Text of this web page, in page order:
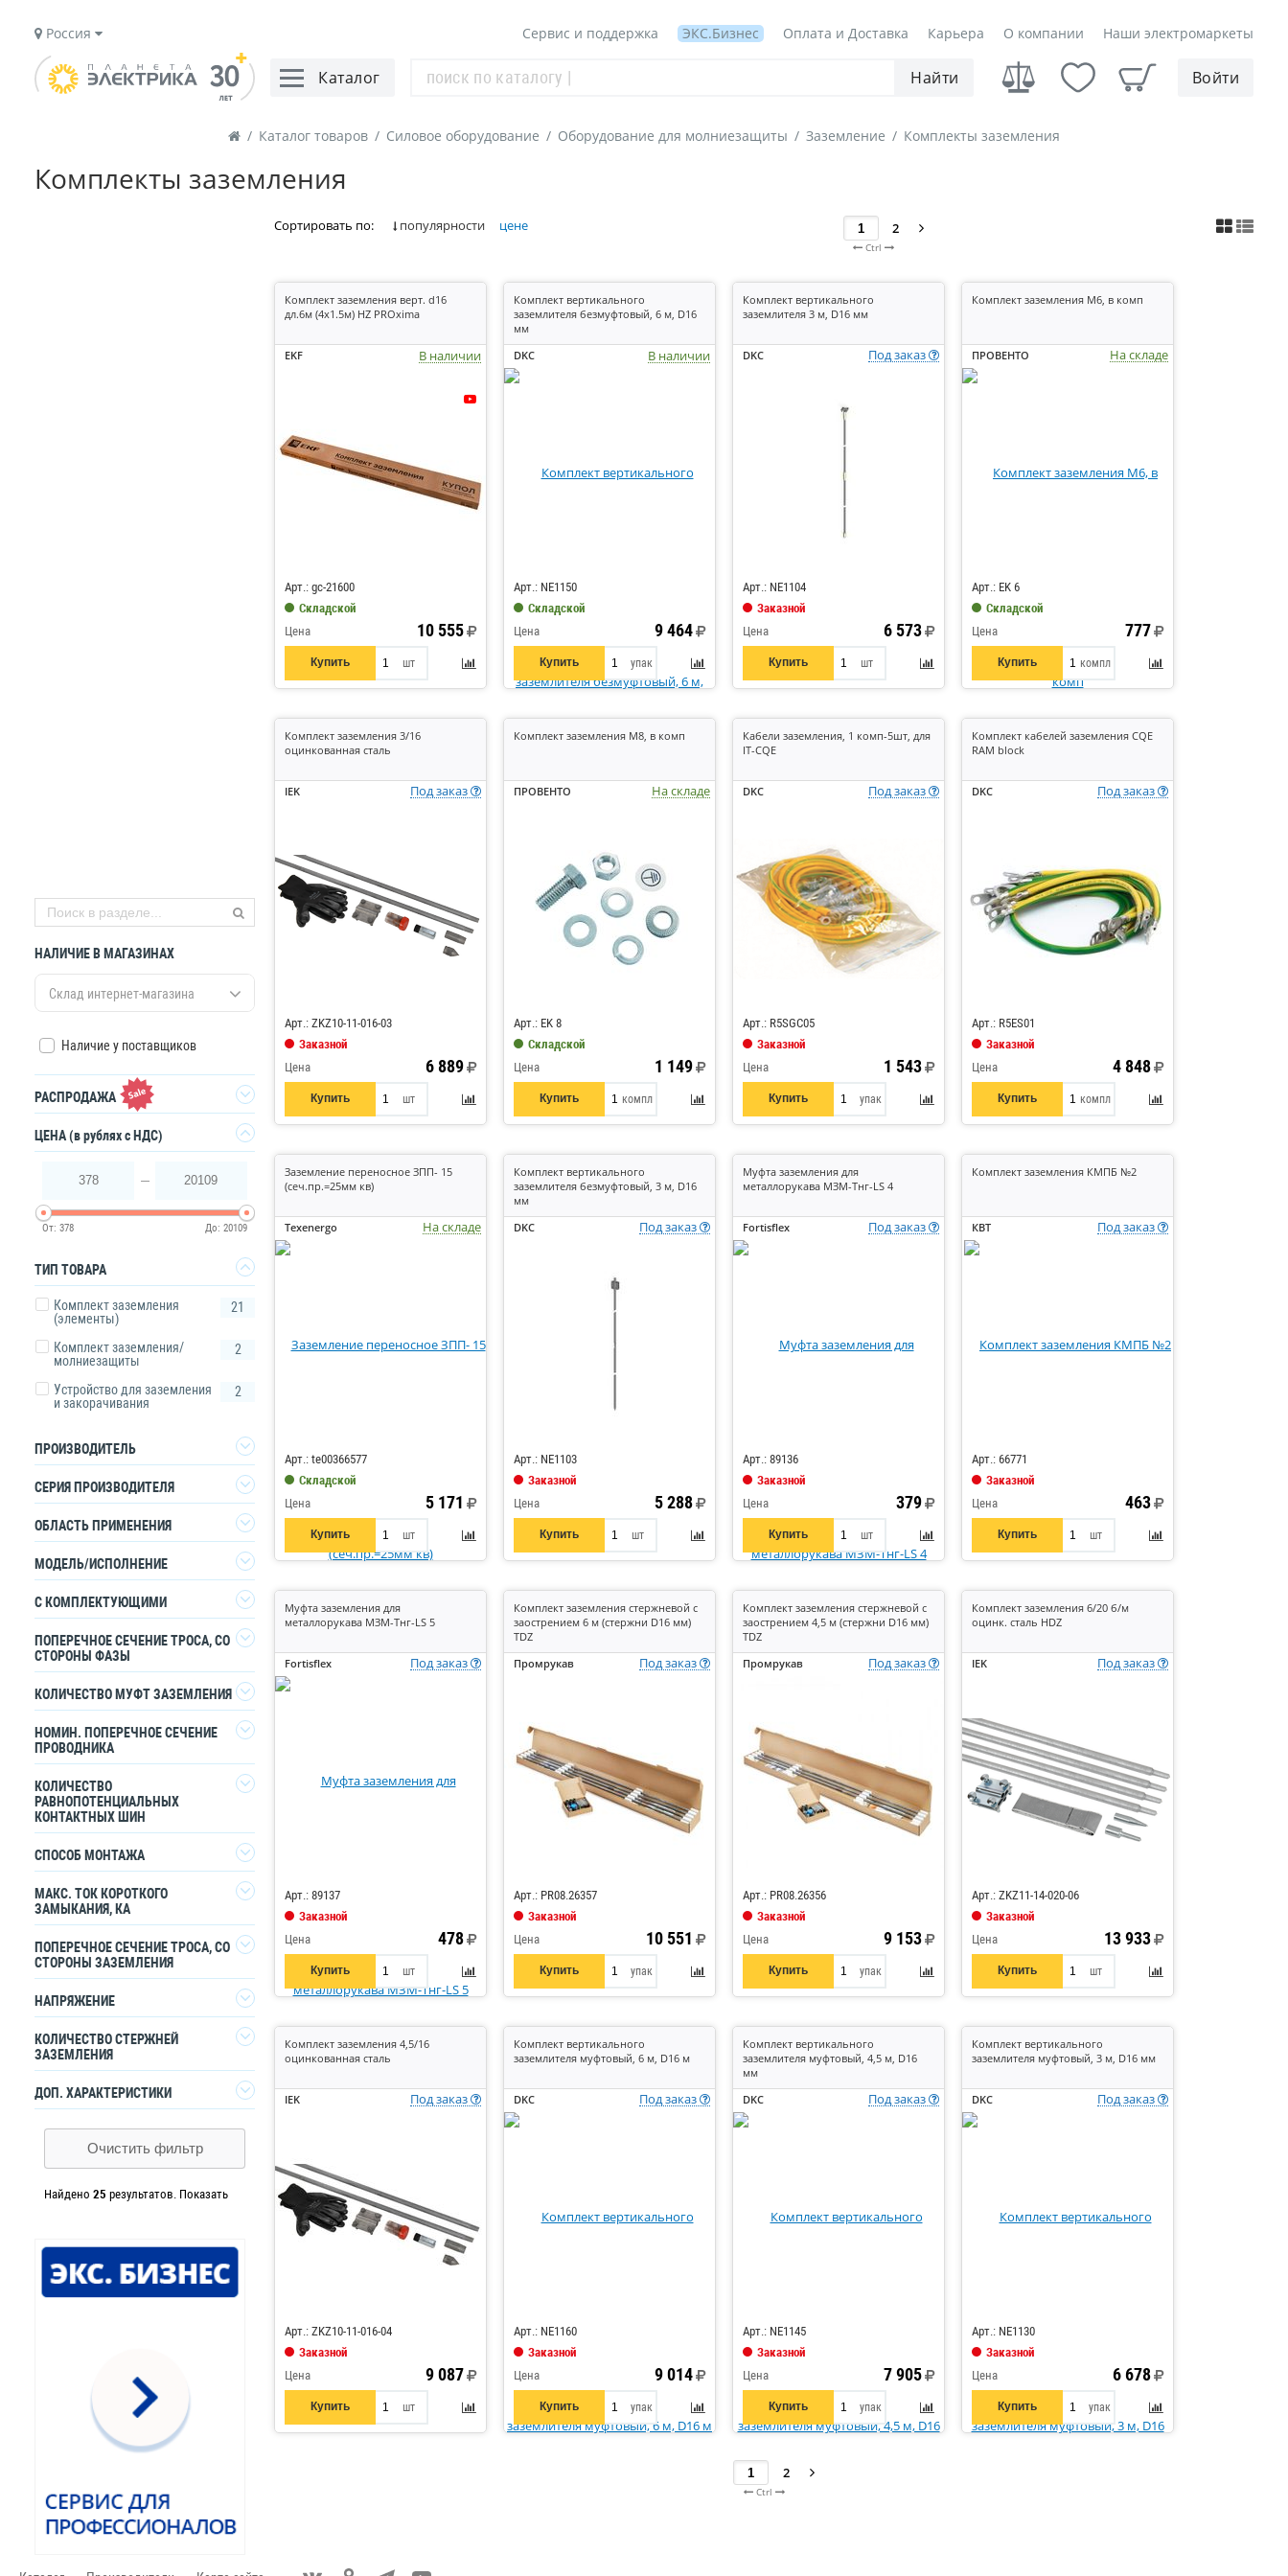
Россия Сервис и поддержка ЭКС.Бизнес Оплата и Доставка Карьера О компании Наши электромаркеты
Каталог Найти Войти
/ Каталог товаров / Силовое оборудование / Оборудование для молниезащиты / Заземление / Комплекты заземления
Комплекты заземления
Сортировать по: популярности цене 2
Ctrl
Комплект заземления верт. d16
дл.6м (4х1.5м) HZ PROxima
EKF В наличии
Арт.: gc-21600
Складской
Цена
10 555
Купить шт
Комплект вертикального
заземлителя безмуфтовый, 6 м, D16
мм
DKC
В наличии
Арт.: NE1150
Складской
Цена
9 464
Купить упак
Комплект вертикального
заземлителя 3 м, D16 мм
DKC Под заказ
Арт.: NE1104
Заказной
Цена
6 573
Купить шт
Комплект заземления М6, в комп
ПРОВЕНТО На складе
Арт.: EK 6
Складской
Цена
777
Купить компл
Комплект заземления 3/16
оцинкованная сталь
IEK Под заказ
Арт.: ZKZ10-11-016-03
Заказной
Цена
6 889
Купить шт
Комплект заземления М8, в комп
ПРОВЕНТО На складе
Арт.: EK 8
Складской
Цена
1 149
Купить компл
Кабели заземления, 1 комп-5шт, для
IT-CQE
DKC Под заказ
Арт.: R5SGC05
Заказной
Цена
1 543
Купить упак
Комплект кабелей заземления CQE
RAM block
DKC Под заказ
Арт.: R5ES01
Заказной
Цена
4 848
Купить компл
Заземление переносное ЗПП- 15
(сеч.пр.=25мм кв)
Texenergo На складе
Арт.: te00366577
Складской
Цена
5 171
Купить шт
Комплект вертикального
заземлителя безмуфтовый, 3 м, D16
мм
DKC
Под заказ
Арт.: NE1103
Заказной
Цена
5 288
Купить шт
Муфта заземления для
металлорукава МЗМ-Тнг-LS 4
Fortisflex Под заказ
Арт.: 89136
Заказной
Цена
379
Купить шт
Комплект заземления КМПБ №2
КВТ Под заказ
Арт.: 66771
Заказной
Цена
463
Купить шт
Муфта заземления для
металлорукава МЗМ-Тнг-LS 5
Fortisflex Под заказ
Арт.: 89137
Заказной
Цена
478
Купить шт
Комплект заземления стержневой с
заострением 6 м (стержни D16 мм)
TDZ
Промрукав
Под заказ
Арт.: PR08.26357
Заказной
Цена
10 551
Купить упак
Комплект заземления стержневой с
заострением 4,5 м (стержни D16 мм)
TDZ
Промрукав
Под заказ
Арт.: PR08.26356
Заказной
Цена
9 153
Купить упак
Комплект заземления 6/20 б/м
оцинк. сталь HDZ
IEK Под заказ
Арт.: ZKZ11-14-020-06
Заказной
Цена
13 933
Купить шт
Комплект заземления 4,5/16
оцинкованная сталь
IEK Под заказ
Арт.: ZKZ10-11-016-04
Заказной
Цена
9 087
Купить шт
Комплект вертикального
заземлителя муфтовый, 6 м, D16 м
DKC Под заказ
Арт.: NE1160
Заказной
Цена
9 014
Купить упак
Комплект вертикального
заземлителя муфтовый, 4,5 м, D16
мм
DKC
Под заказ
Арт.: NE1145
Заказной
Цена
7 905
Купить упак
Комплект вертикального
заземлителя муфтовый, 3 м, D16 мм
DKC Под заказ
Арт.: NE1130
Заказной
Цена
6 678
Купить упак
2
Ctrl
НАЛИЧИЕ В МАГАЗИНАХ
Склад интернет-магазина
Наличие у поставщиков
РАСПРОДАЖА
Да
ЦЕНА(в рублях с НДС)
378 20109
От: 378 До: 20109
ТИП ТОВАРА
Комплект заземления
(элементы)
21
Комплект заземления/
молниезащиты
2
Устройство для заземления
и закорачивания
2
ПРОИЗВОДИТЕЛЬ
DKC
8
1
Fortisflex
2
IEK
4
Texenergo
1
1
КВТ
ПРОВЕНТО
2
Промрукав
СЕРИЯ ПРОИЗВОДИТЕЛЯ
Jupiter
6
1
Ram block
1
ОБЛАСТЬ ПРИМЕНЕНИЯ
Соединительная система
6
3
МОДЕЛЬ/ИСПОЛНЕНИЕ
Заземление переносное 1
С КОМПЛЕКТУЮЩИМИ
Да 2
Неважно
ПОПЕРЕЧНОЕ СЕЧЕНИЕ ТРОСА, СО
СТОРОНЫ ФАЗЫ
16 1
КОЛИЧЕСТВО МУФТ ЗАЗЕМЛЕНИЯ
1
1
1
НОМИН. ПОПЕРЕЧНОЕ СЕЧЕНИЕ
ПРОВОДНИКА
0
КОЛИЧЕСТВО
РАВНОПОТЕНЦИАЛЬНЫХ
КОНТАКТНЫХ ШИН
0 2
СПОСОБ МОНТАЖА
Винтовой 1
МАКС. ТОК КОРОТКОГО
ЗАМЫКАНИЯ, КА
1.74 1
ПОПЕРЕЧНОЕ СЕЧЕНИЕ ТРОСА, СО
СТОРОНЫ ЗАЗЕМЛЕНИЯ
16 1
НАПРЯЖЕНИЕ
0.4
1
1
10
3
КОЛИЧЕСТВО СТЕРЖНЕЙ
ЗАЗЕМЛЕНИЯ
2
1
ДОП. ХАРАКТЕРИСТИКИ
Очистить фильтр
Найдено 25 результатов. Показать